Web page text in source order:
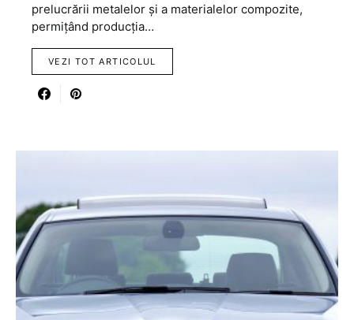
prelucrării metalelor și a materialelor compozite,
permițând producția…
VEZI TOT ARTICOLUL